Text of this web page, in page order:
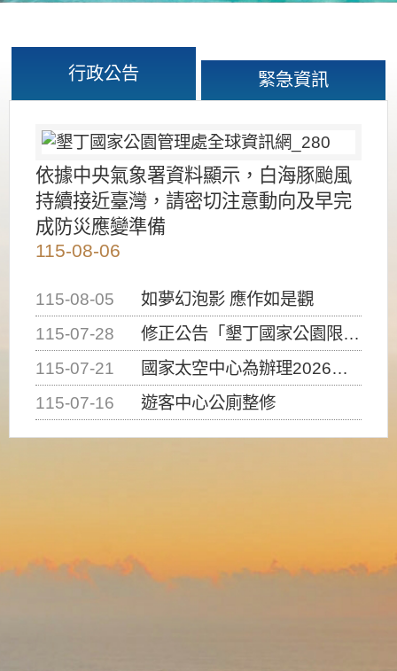
行政公告 緊急資訊
依據中央氣象署資料顯示，白海豚颱風
持續接近臺灣，請密切注意動向及早完
成防災應變準備
115-08-06
115-08-05
如夢幻泡影 應作如是觀
115-07-28
修正公告「墾丁國家公園限制水域遊憩活動之種類、範圍、時間及行為」，自即日生效。
115-07-21
國家太空中心為辦理2026台灣盃火箭競賽，陸、海、空域警戒及協調相關事宜，因颱風備案事宜
115-07-16
遊客中心公廁整修